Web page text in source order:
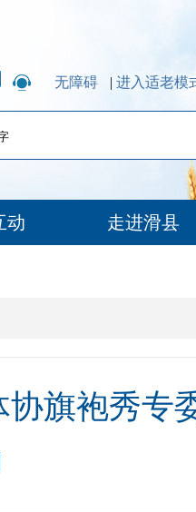
无障碍 | 进入适老模
动 走进滑县
旗袍秀专